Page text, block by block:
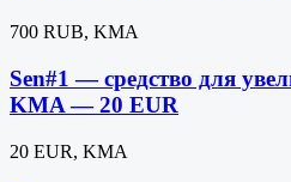
700 RUB, KMA
Sen#1 — средство для
KMA — 20 EUR
20 EUR, KMA